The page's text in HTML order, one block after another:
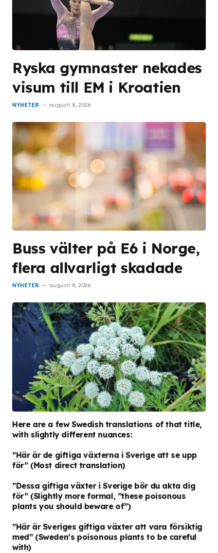
Ryska gymnaster nekades
visum till EM i Kroatien
NYHETER augusti 8, 2026
Buss välter på E6 i Norge,
flera allvarligt skadade
NYHETER augusti 8, 2026
Here are a few Swedish translations of that title,
with slightly different nuances:
”Här är de giftiga växterna i Sverige att se upp
för”(Most direct translation)
”Dessa giftiga växter i Sverige bör du akta dig
för”(Slightly more formal, ”these poisonous
plants you should beware of”)
”Här är Sveriges giftiga växter att vara försiktig
med”(Sweden’s poisonous plants to be careful
with)